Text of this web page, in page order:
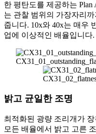
한 평탄도를 제공하는 Plan
는 관찰 범위의 가장자리
줍니다. 10x와 40x는 매우
업에 이상적인 배율입니다.
밝고 균일한 조명
최적화된 광량 조리개가
모든 배율에서 밝고 고른